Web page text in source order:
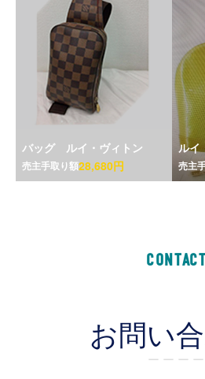
バッグ ルイ・ヴィトン
売主手取り額28,680円
ルイ
売主
CONTACT
お問い
ー ー ー ー